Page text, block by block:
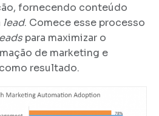
fornecendo conteúdo
lead. Comece esse processo
para maximizar o
de marketing e
resultado.